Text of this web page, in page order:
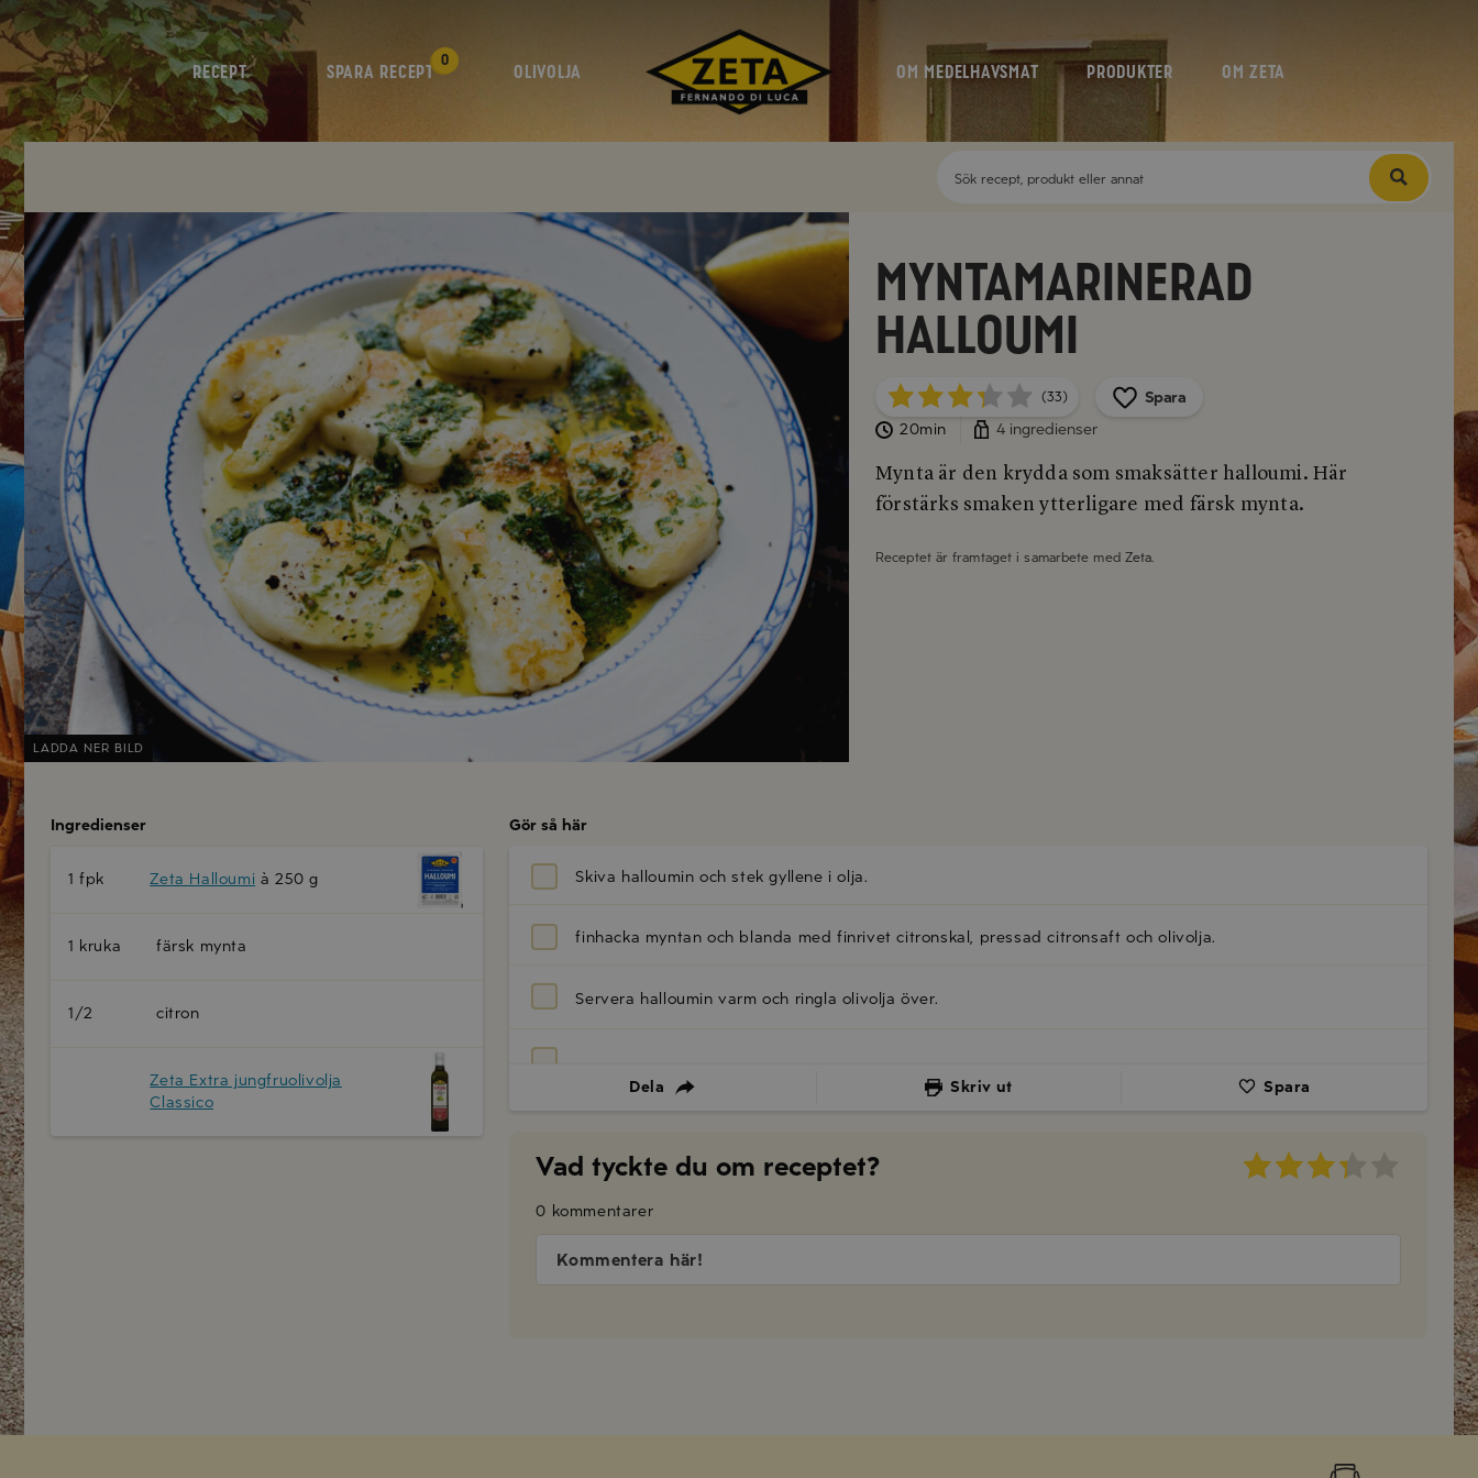
RECEPT SPARA RECEPT
0
OLIVOLJA OM MEDELHAVSMAT PRODUKTER OM ZETA
LADDA NER BILD
Myntamarinerad
Halloumi
(33)
Spara
20min
4 ingredienser
Mynta är den krydda som smaksätter halloumi. Här
förstärks smaken ytterligare med färsk mynta.
Receptet är framtaget i samarbete med Zeta.
Ingredienser
1 fpk Zeta Halloumi à 250 g
1 kruka färsk mynta
1/2 citron
Zeta Extra jungfruolivolja
Classico
Gör så här
Skiva halloumin och stek gyllene i olja.
finhacka myntan och blanda med finrivetcitronskal, pressad citronsaft ocholivolja.
Servera halloumin varm och ringla olivolja över.
Dela Skriv ut Spara
Vad tyckte du om receptet?
0 kommentarer
Kommentera här!